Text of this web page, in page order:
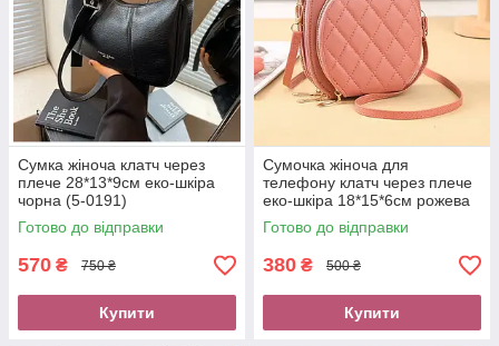
Сумка жіноча клатч через
плече 28*13*9см еко-шкіра
чорна (5-0191)
Готово до відправки
570 ₴ 750 ₴
Купити
Сумочка жіноча для
телефону клатч через плече
еко-шкіра 18*15*6см рожева
(5-0180)
Готово до відправки
380 ₴ 500 ₴
Купити